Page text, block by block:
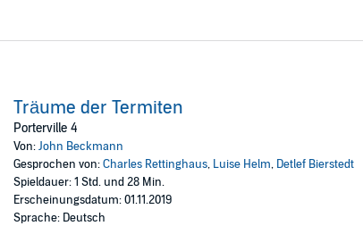
Träume der Termiten
Porterville 4
Von:John Beckmann
Gesprochen von:Charles Rettinghaus, Luise Helm, Detlef Bierstedt
Spieldauer: 1 Std. und 28 Min.
Erscheinungsdatum: 01.11.2019
Sprache: Deutsch